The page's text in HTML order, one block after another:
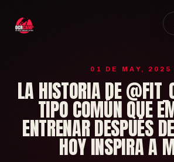
01 DE MAY, 2025
LA HISTORIA DE
TIPO COMÚN QUE
ENTRENAR DESPUÉS
HOY INSPIRA A